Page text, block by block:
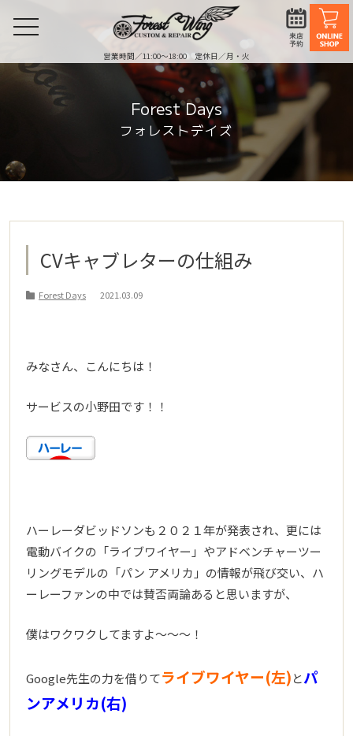
営業時間／11:00〜18:00 定休日／月・火
toggle
Forest Days
フォレストデイズ
CVキャブレターの仕組み
Forest Days 2021.03.09
みなさん、こんにちは！
サービスの小野田です！！
ハーレーダビッドソンも２０２１年が発表され、更には
電動バイクの「ライブワイヤー」やアドベンチャーツー
リングモデルの「パン アメリカ」の情報が飛び交い、ハ
ーレーファンの中では賛否両論あると思いますが、
僕はワクワクしてますよ～～～！
Google先生の力を借りてライブワイヤー(左)とパ
ンアメリカ(右)